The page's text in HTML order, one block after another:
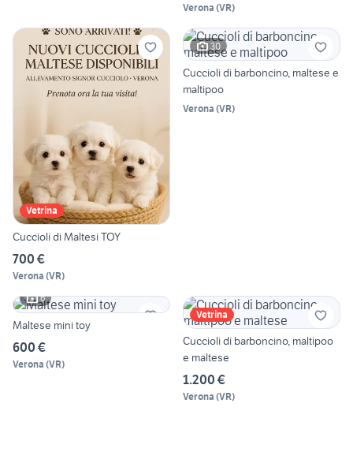
Verona (VR)
Vetrina
Cuccioli di Maltesi TOY
700 €
Verona (VR)
30
Cuccioli di barboncino, maltese e
maltipoo
Verona (VR)
6
Maltese mini toy
600 €
Verona (VR)
Vetrina
Cuccioli di barboncino, maltipoo
e maltese
1.200 €
Verona (VR)